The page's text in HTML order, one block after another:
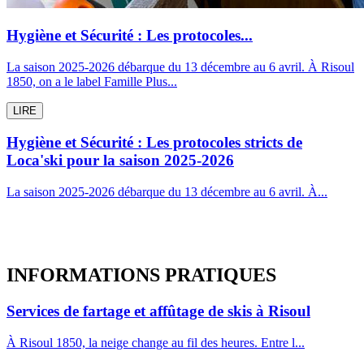
Hygiène et Sécurité : Les protocoles...
La saison 2025-2026 débarque du 13 décembre au 6 avril. À Risoul
1850, on a le label Famille Plus...
LIRE
Hygiène et Sécurité : Les protocoles stricts de
Loca'ski pour la saison 2025-2026
La saison 2025-2026 débarque du 13 décembre au 6 avril. À...
INFORMATIONS PRATIQUES
Services de fartage et affûtage de skis à Risoul
À Risoul 1850, la neige change au fil des heures. Entre l...